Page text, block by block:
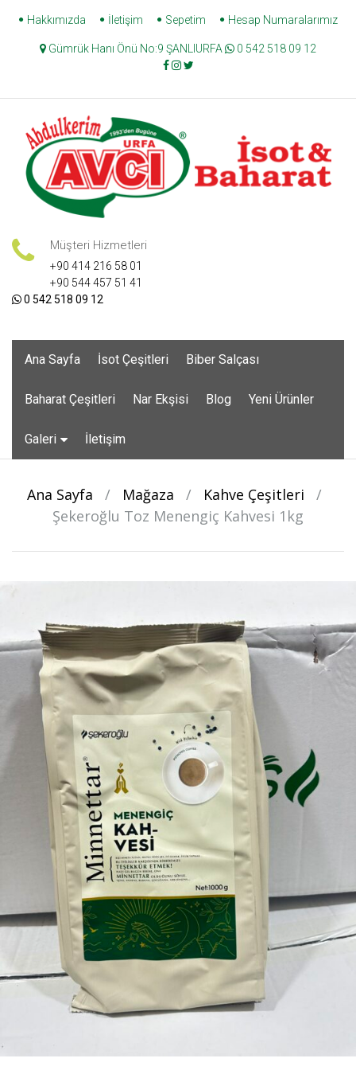
Skip
content
Hakkımızda İletişim Sepetim Hesap Numaralarımız
Gümrük Hanı Önü No:9 ŞANLIURFA 0 542 518 09 12
Müşteri Hizmetleri
+90 414 216 58 01
+90 544 457 51 41
0 542 518 09 12
Ana Sayfa İsot Çeşitleri Biber Salçası
Baharat Çeşitleri Nar Ekşisi Blog Yeni Ürünler
Galeri İletişim
Ana Sayfa / Mağaza / Kahve Çeşitleri
/
Şekeroğlu Toz Menengiç Kahvesi 1kg